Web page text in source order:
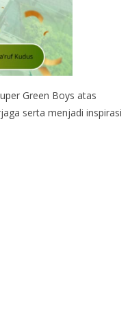
Green Boys atas
serta menjadi inspirasi